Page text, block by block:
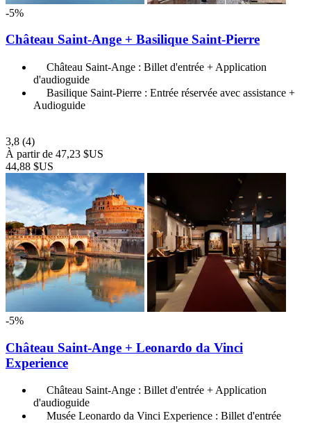
-5%
Château Saint-Ange + Basilique Saint-Pierre
Château Saint-Ange : Billet d'entrée + Application
d'audioguide
Basilique Saint-Pierre : Entrée réservée avec assistance +
Audioguide
3,8 (4)
À partir de 47,23 $US
44,88 $US
-5%
Château Saint-Ange + Leonardo da Vinci
Experience
Château Saint-Ange : Billet d'entrée + Application
d'audioguide
Musée Leonardo da Vinci Experience : Billet d'entrée